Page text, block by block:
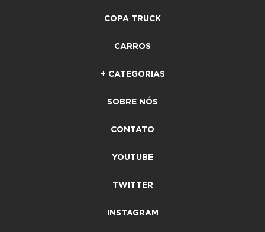
COPA TRUCK
CARROS
+ CATEGORIAS
SOBRE NÓS
CONTATO
YOUTUBE
TWITTER
INSTAGRAM